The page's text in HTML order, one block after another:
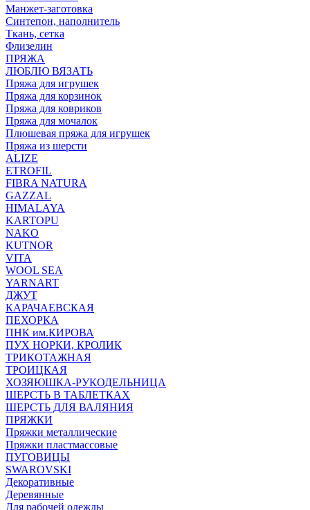
Манжет-заготовка
Синтепон, наполнитель
Ткань, сетка
Флизелин
ПРЯЖА
ЛЮБЛЮ ВЯЗАТЬ
Пряжа для игрушек
Пряжа для корзинок
Пряжа для ковриков
Пряжа для мочалок
Плюшевая пряжа для игрушек
Пряжа из шерсти
ALIZE
ETROFIL
FIBRA NATURA
GAZZAL
HIMALAYA
KARTOPU
NAKO
KUTNOR
VITA
WOOL SEA
YARNART
ДЖУТ
КАРАЧАЕВСКАЯ
ПЕХОРКА
ПНК им.КИРОВА
ПУХ НОРКИ, КРОЛИК
ТРИКОТАЖНАЯ
ТРОИЦКАЯ
ХОЗЯЮШКА-РУКОДЕЛЬНИЦА
ШЕРСТЬ В ТАБЛЕТКАХ
ШЕРСТЬ ДЛЯ ВАЛЯНИЯ
ПРЯЖКИ
Пряжки металлические
Пряжки пластмассовые
ПУГОВИЦЫ
SWAROVSKI
Декоративные
Деревянные
Для рабочей одежды